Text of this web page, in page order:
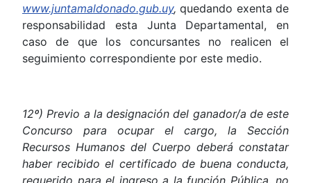
www.juntamaldonado.gub.uy, quedando exenta de
responsabilidad esta Junta Departamental, en
caso de que los concursantes no realicen el
seguimiento correspondiente por este medio.
12º) Previo a la designación del ganador/a de este
Concurso para ocupar el cargo, la Sección
Recursos Humanos del Cuerpo deberá constatar
haber recibido el certificado de buena conducta,
requerido para el ingreso a la función Pública, no